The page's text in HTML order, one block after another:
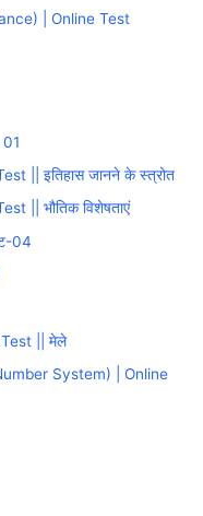
| Online Test
01
|| इतिहास जानने के स्त्रोत
|| भौतिक विशेषताएं
04
|| मेले
System) | Online